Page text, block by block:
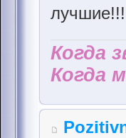
лучшие!!!
Когда
Когда